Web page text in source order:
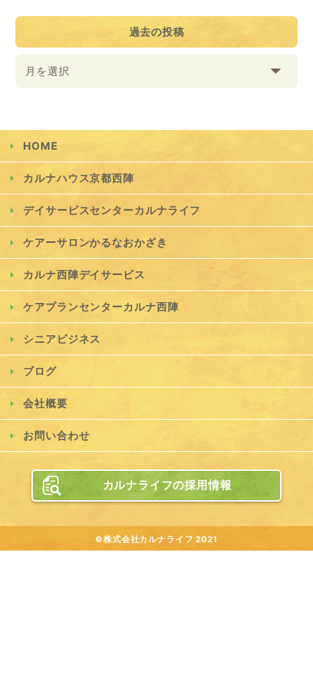
過去の投稿
月を選択
HOME
カルナハウス京都西陣
デイサービスセンターカルナライフ
ケアーサロンかるなおかざき
カルナ西陣デイサービス
ケアプランセンターカルナ西陣
シニアビジネス
ブログ
会社概要
お問い合わせ
カルナライフの採用情報
©株式会社カルナライフ 2021